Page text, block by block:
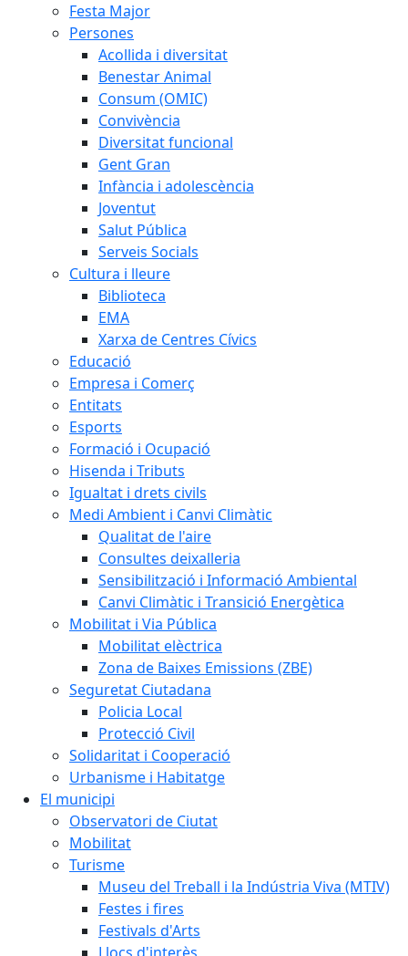
Festa Major
Persones
Acollida i diversitat
Benestar Animal
Consum (OMIC)
Convivència
Diversitat funcional
Gent Gran
Infància i adolescència
Joventut
Salut Pública
Serveis Socials
Cultura i lleure
Biblioteca
EMA
Xarxa de Centres Cívics
Educació
Empresa i Comerç
Entitats
Esports
Formació i Ocupació
Hisenda i Tributs
Igualtat i drets civils
Medi Ambient i Canvi Climàtic
Qualitat de l'aire
Consultes deixalleria
Sensibilització i Informació Ambiental
Canvi Climàtic i Transició Energètica
Mobilitat i Via Pública
Mobilitat elèctrica
Zona de Baixes Emissions (ZBE)
Seguretat Ciutadana
Policia Local
Protecció Civil
Solidaritat i Cooperació
Urbanisme i Habitatge
El municipi
Observatori de Ciutat
Mobilitat
Turisme
Museu del Treball i la Indústria Viva (MTIV)
Festes i fires
Festivals d'Arts